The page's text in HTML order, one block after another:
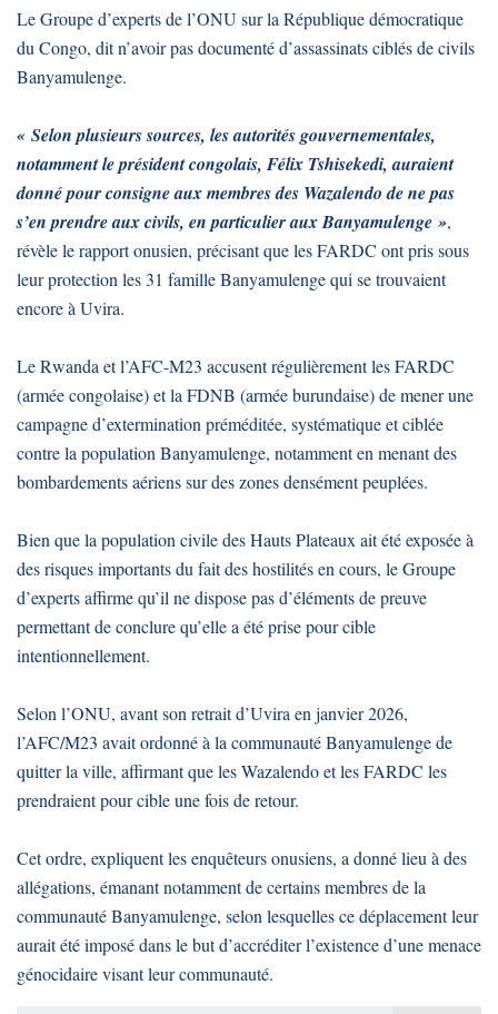
Le Groupe d’experts de l’ONU sur la République démocratique
du Congo, dit n’avoir pas documenté d’assassinats ciblés de civils
Banyamulenge.
« Selon plusieurs sources, les autorités gouvernementales,
notamment le président congolais, Félix Tshisekedi, auraient
donné pour consigne aux membres des Wazalendo de ne pas
s’en prendre aux civils, en particulier aux Banyamulenge »,
révèle le rapport onusien, précisant que les FARDC ont pris sous
leur protection les 31 famille Banyamulenge qui se trouvaient
encore à Uvira.
Le Rwanda et l’AFC-M23 accusent régulièrement les FARDC
(armée congolaise) et la FDNB (armée burundaise) de mener une
campagne d’extermination préméditée, systématique et ciblée
contre la population Banyamulenge, notamment en menant des
bombardements aériens sur des zones densément peuplées.
Bien que la population civile des Hauts Plateaux ait été exposée à
des risques importants du fait des hostilités en cours, le Groupe
d’experts affirme qu’il ne dispose pas d’éléments de preuve
permettant de conclure qu’elle a été prise pour cible
intentionnellement.
Selon l’ONU, avant son retrait d’Uvira en janvier 2026,
l’AFC/M23 avait ordonné à la communauté Banyamulenge de
quitter la ville, affirmant que les Wazalendo et les FARDC les
prendraient pour cible une fois de retour.
Cet ordre, expliquent les enquêteurs onusiens, a donné lieu à des
allégations, émanant notamment de certains membres de la
communauté Banyamulenge, selon lesquelles ce déplacement leur
aurait été imposé dans le but d’accréditer l’existence d’une menace
génocidaire visant leur communauté.